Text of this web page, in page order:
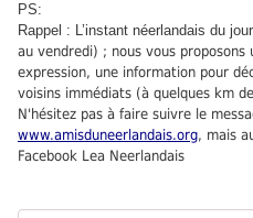
PS:
Rappel : L’instant néerlandais du
au vendredi) ; nous vous
expression, une information pour
voisins immédiats (à quelques km
N'hésitez pas à faire suivre le
www.amisduneerlandais.org, mais
Facebook Lea Neerlandais